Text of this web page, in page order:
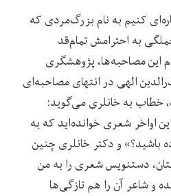
کنیم به نام بزرگ‌مردی که
به احترامش تمام‌قد
این مصاحبه‌ها، پژوهشگری
الهی در انتهای مصاحبه‌ای‌
خطاب به خانلری می‌گوید:
اواخر شعری خوانده‌اید که به
باشید؟» و دکتر خانلری چنین
دستنویس شعری را به من
و شاعر آن را هم تازگی‌ها